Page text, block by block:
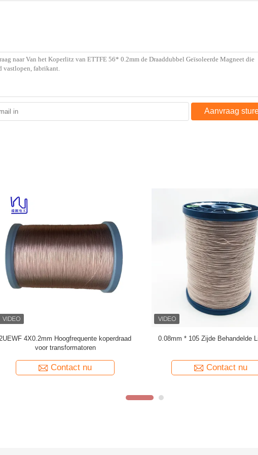
Aanvraag
Getapete Litz-draad 0,03 mm x 600 koperen
Litz-draad voor wikkelen
Contact nu
USTC-F/H 0.071mm X 375 zijde
Contact nu